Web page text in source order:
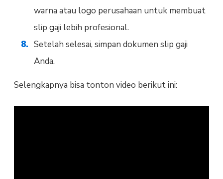
warna atau logo perusahaan untuk membuat
slip gaji lebih profesional.
Setelah selesai, simpan dokumen slip gaji
Anda.
Selengkapnya bisa tonton video berikut ini: